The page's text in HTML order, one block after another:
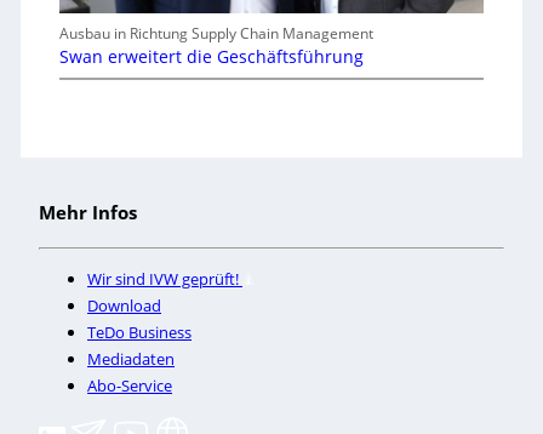
Ausbau in Richtung Supply Chain Management
Swan erweitert die Geschäftsführung
Mehr Infos
Wir sind IVW geprüft!
Download
TeDo Business
Mediadaten
Abo-Service